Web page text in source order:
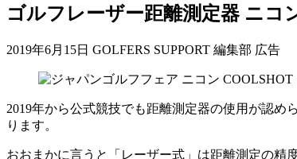
ゴルフレーザー距離測定器 ニコ
2019年6月15日 GOLFERS SUPPORT 編集部 広告
2019年から公式競技でも距離測定器の使用が認
ります。
おおまかに言うと「レーザー式」は距離測定の精